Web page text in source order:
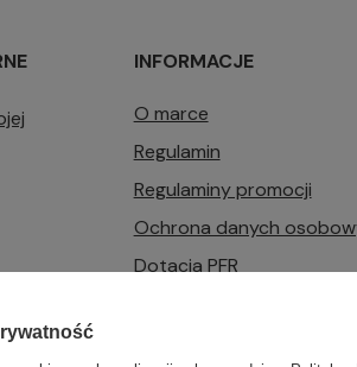
INFORMACJE
O marce
Regulamin
Regulaminy promocji
Ochrona danych
Dotacja PFR